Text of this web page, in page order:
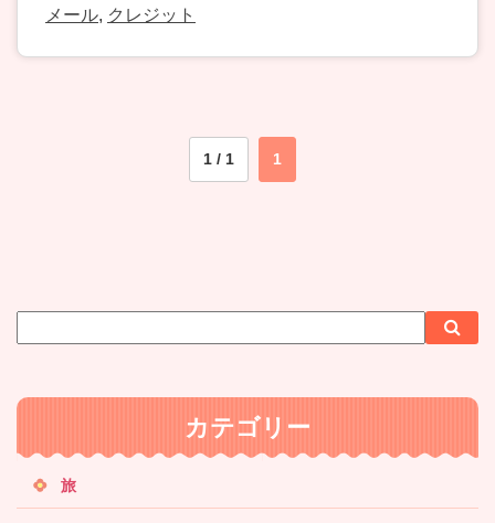
メール, クレジット
1 / 1 1
イ
内
索
索
カテゴリー
旅